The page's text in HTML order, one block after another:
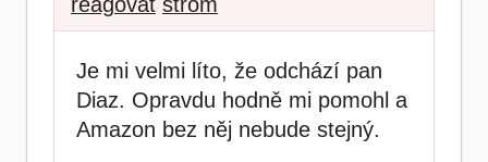
Je mi velmi líto, že odchází pan
Diaz. Opravdu hodně mi pomohl a
Amazon bez něj nebude stejný.